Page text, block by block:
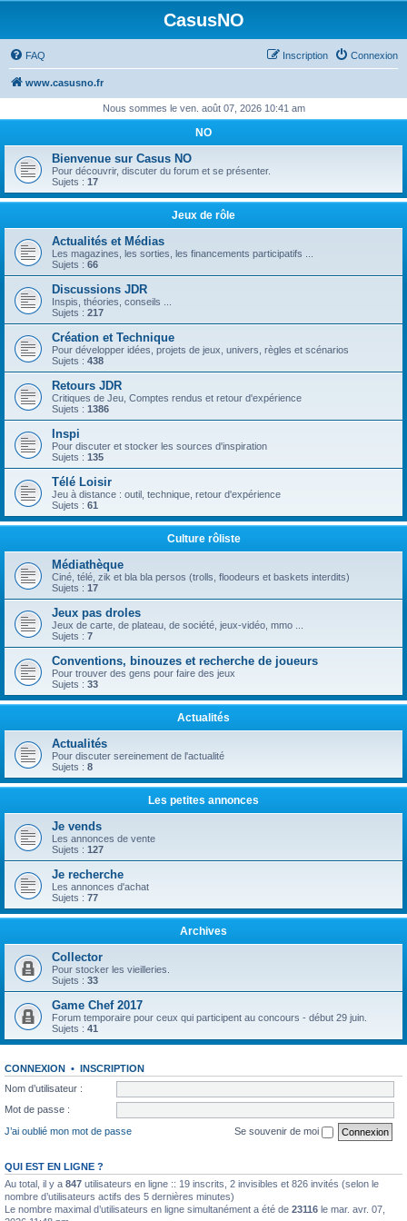
CasusNO
FAQ Connexion
Inscription
www.casusno.fr
Nous sommes le ven. août 07, 2026 10:41 am
NO
Bienvenue sur Casus NO
Pour découvrir, discuter du forum et se présenter.
Sujets : 17
Jeux de rôle
Actualités et Médias
Les magazines, les sorties, les financements participatifs ...
Sujets : 66
Discussions JDR
Inspis, théories, conseils ...
Sujets : 217
Création et Technique
Pour développer idées, projets de jeux, univers, règles et scénarios
Sujets : 438
Retours JDR
Critiques de Jeu, Comptes rendus et retour d'expérience
Sujets : 1386
Inspi
Pour discuter et stocker les sources d'inspiration
Sujets : 135
Télé Loisir
Jeu à distance : outil, technique, retour d'expérience
Sujets : 61
Culture rôliste
Médiathèque
Ciné, télé, zik et bla bla persos (trolls, floodeurs et baskets interdits)
Sujets : 17
Jeux pas droles
Jeux de carte, de plateau, de société, jeux-vidéo, mmo ...
Sujets : 7
Conventions, binouzes et recherche de joueurs
Pour trouver des gens pour faire des jeux
Sujets : 33
Actualités
Actualités
Pour discuter sereinement de l'actualité
Sujets : 8
Les petites annonces
Je vends
Les annonces de vente
Sujets : 127
Je recherche
Les annonces d'achat
Sujets : 77
Archives
Collector
Pour stocker les vieilleries.
Sujets : 33
Game Chef 2017
Forum temporaire pour ceux qui participent au concours - début 29 juin.
Sujets : 41
CONNEXION • INSCRIPTION
Nom d’utilisateur :
Mot de passe :
J’ai oublié mon mot de passe
Se souvenir de moi
QUI EST EN LIGNE ?
Au total, il y a 847 utilisateurs en ligne :: 19 inscrits, 2 invisibles et 826 invités (selon le
nombre d’utilisateurs actifs des 5 dernières minutes)
Le nombre maximal d’utilisateurs en ligne simultanément a été de 23116 le mar. avr. 07,